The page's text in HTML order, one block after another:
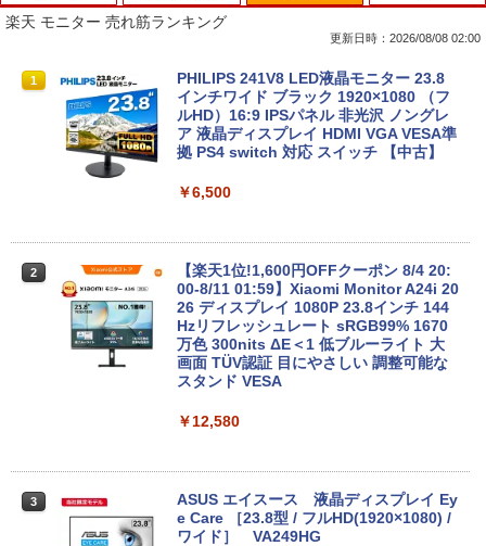
1
[訳アリ★格安] ノートパソコン Window
s11 15.6型 HP 250 G7 第七世代 Core-i3
メモリ8GB SSD128GB 15.6インチ 無線
LAN テンキー HDMI Webカメラ DVDマ
ルチ Bluetooth USB3.0 SDカード ノー
1 Office 格安 中古
【マラソン限定30%OFF】中古 Dell Ins
piron 3593 Core i3 1005G1 第10世代CP
U メモリ8GB SSD256GB 15インチ フル
HD Windows11 Home WEBカメラ 無線
LAN テンキー DVDマルチ P75F 1年保証
コン ノートパソコン デル 中古ノートPC
【★最大100%ポイント】【第8世代 4コ
楽天 モニター 売れ筋ランキング
更新日時：2026/08/08 02:00
1
PHILIPS 241V8 LED液晶モニター 23.8
インチワイド ブラック 1920×1080 （フ
ルHD）16:9 IPSパネル 非光沢 ノングレ
ア 液晶ディスプレイ HDMI VGA VESA準
拠 PS4 switch 対応 スイッチ 【中古】
￥6,500
2
【楽天1位!1,600円OFFクーポン 8/4 20:
00-8/11 01:59】Xiaomi Monitor A24i 20
26 ディスプレイ 1080P 23.8インチ 144
Hzリフレッシュレート sRGB99% 1670
万色 300nits ΔE＜1 低ブルーライト 大
画面 TÜV認証 目にやさしい 調整可能な
スタンド VESA
￥12,580
3
ASUS エイスース 液晶ディスプレイ Ey
e Care ［23.8型 / フルHD(1920×1080) /
ワイド］ VA249HG